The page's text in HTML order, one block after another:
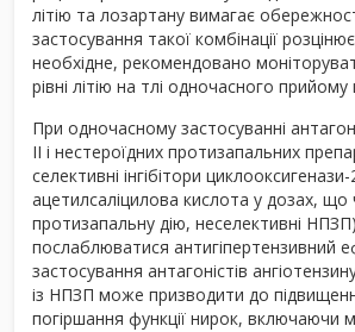
літію та лозартану вимагає
застосування такої комбінації
необхідне, рекомендовано
рівні літію на тлі одночасного прийому
При одночасному застосуванні
ІІ і нестероїдних протизапальних
селективні інгібітори
ацетилсаліцилова кислота у дозах, що
протизапальну дію, неселективні
послаблюватися антигіпертензивний
застосування антагоністів
із НПЗП може призводити до
погіршання функції нирок, включаючи